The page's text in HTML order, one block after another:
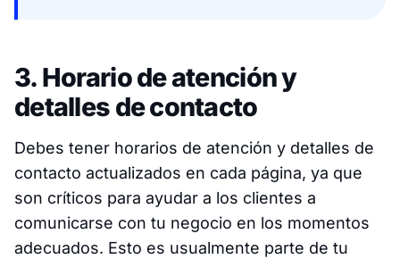
3. Horario de atención y
detalles de contacto
Debes tener horarios de atención y detalles de
contacto actualizados en cada página, ya que
son críticos para ayudar a los clientes a
comunicarse con tu negocio en los momentos
adecuados. Esto es usualmente parte de tu